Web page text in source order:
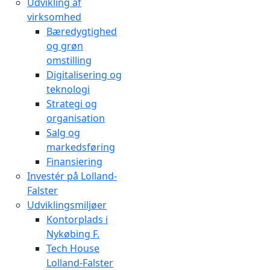
virksomhed
Bæredygtighed
og grøn
omstilling
Digitalisering og
teknologi
Strategi og
organisation
Salg og
markedsføring
Finansiering
Investér på Lolland-
Falster
Udviklingsmiljøer
Kontorplads i
Nykøbing F.
Tech House
Lolland-Falster